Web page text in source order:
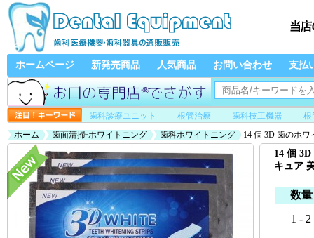
ホームページ 新発売商品 人気商品 お問い合わせ 支払
歯科診療ユニット 根管治療 歯科技工機器
根
ホーム
歯面清掃·ホワイトニング 歯科ホワイトニング 14 個 3D 歯のホ
14 個
キュア
数量
1 - 2